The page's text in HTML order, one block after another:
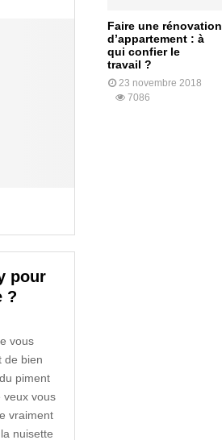
pour
?
vous
de bien
piment
veux vous
vraiment
nuisette
Faire une rénovation
d’appartement : à
qui confier le
travail ?
23 novembre 2018
7086